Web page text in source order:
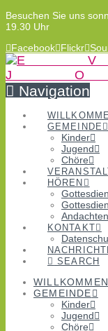
Besuchen Sie uns
19.30 Uhr
Facebook Flickr
Navigation
GEMEINDE
Kinder
Jugend
Chöre
HÖREN
KONTAKT
SEARCH
WILLKOMMEN
GEMEINDE
Kinder
Jugend
Chöre